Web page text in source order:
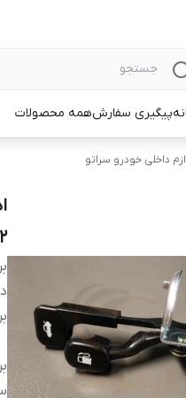
پیگیری سفارشهمه محصولات
داخلی خودرو سراتو